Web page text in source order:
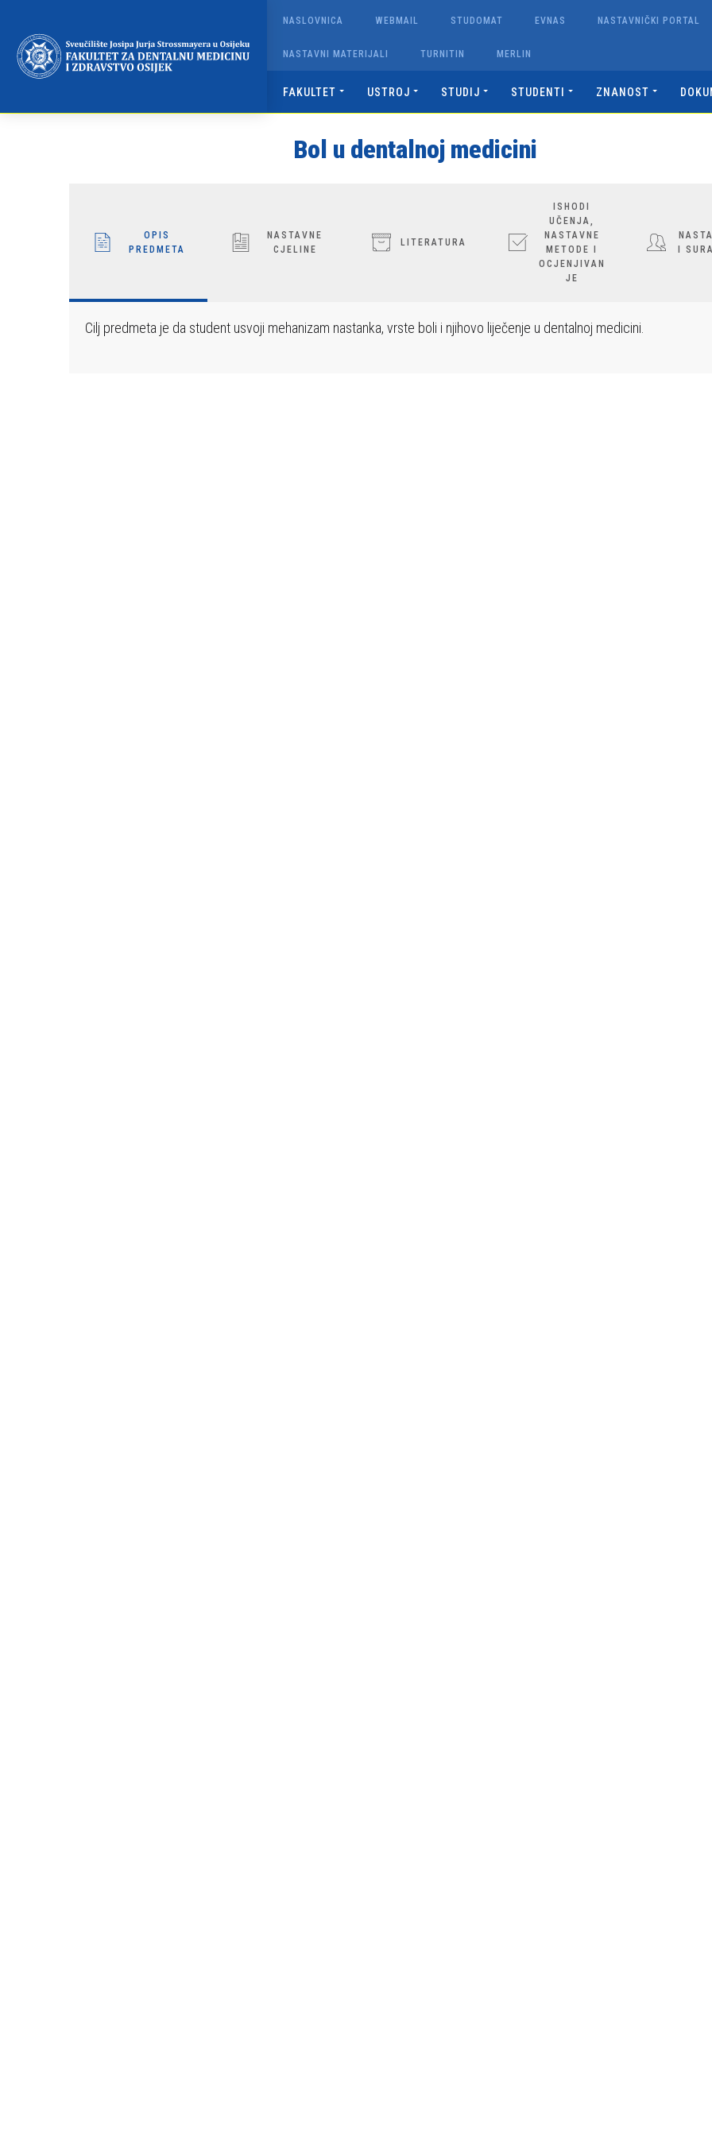
web
stranica
sustav
NASLOVNICA WEBMAIL STUDOMAT EVNAS NASTAVNIČKI PORTAL
NASTAVNI MATERIJALI TURNITIN MERLIN
FAKULTET USTROJ STUDIJ STUDENTI ZNANOST
Bol u dentalnoj medicini
OPIS
PREDMETA
NASTAVNE
CJELINE
LITERATURA
ISHODI
UČENJA,
NASTAVNE
METODE I
OCJENJIVAN
JE
I
Cilj predmeta je da student usvoji mehanizam nastanka, vrste boli i njihovo liječenje u dentalnoj medicini.